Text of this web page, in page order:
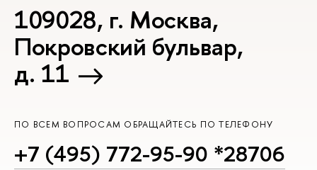
109028, г. Москва,
Покровский бульвар,
д. 11
ПО ВСЕМ ВОПРОСАМ ОБРАЩАЙТЕСЬ ПО ТЕЛЕФОНУ
+7 (495) 772-95-90 *28706